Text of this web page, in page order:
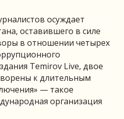
осуждает
оставившего в силе
в отношении четырех
Temirov Live, двое
к длительным
— такое
организация